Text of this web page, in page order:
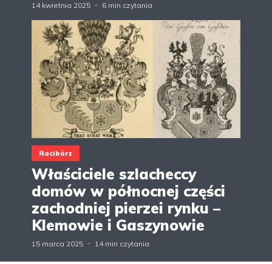
14 kwietnia 2025 6 min czytania
Racibórz
Właściciele szlacheccy
domów w północnej części
zachodniej pierzei rynku –
Klemowie i Gaszynowie
15 marca 2025 14 min czytania